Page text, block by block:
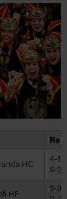
HC
4-1,
6-2
HF
2-3